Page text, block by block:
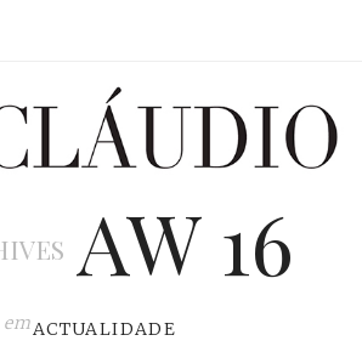
AW 16
emACTUALIDADE